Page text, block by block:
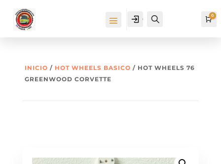
Cuenta 0
INICIO / HOT WHEELS BASICO / HOT WHEELS 76
GREENWOOD CORVETTE